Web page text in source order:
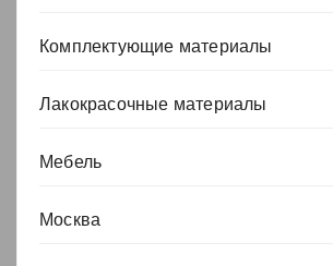
Комплектующие материалы
Лакокрасочные материалы
Мебель
Москва